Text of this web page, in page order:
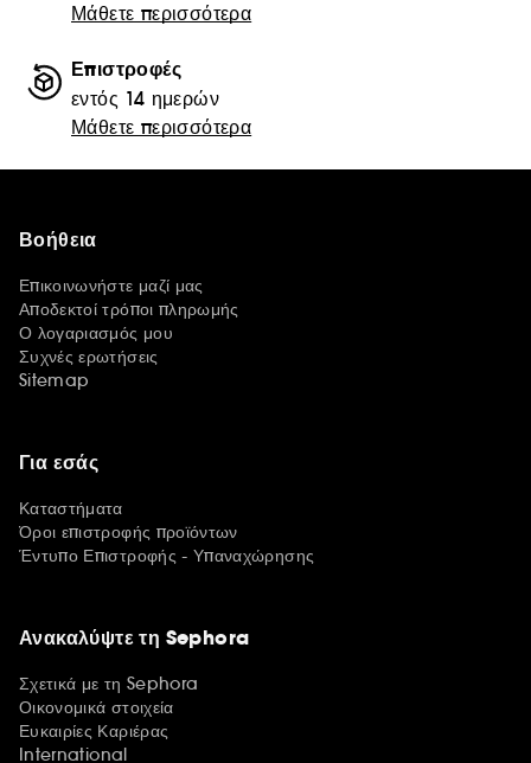
Μάθετε περισσότερα
Επιστροφές
εντός 14 ημερών
Μάθετε περισσότερα
Βοήθεια
Επικοινωνήστε μαζί μας
Αποδεκτοί τρόποι πληρωμής
Ο λογαριασμός μου
Συχνές ερωτήσεις
Sitemap
Για εσάς
Καταστήματα
Όροι επιστροφής προϊόντων
Έντυπο Επιστροφής - Υπαναχώρησης
Ανακαλύψτε τη Sephora
Σχετικά με τη Sephora
Οικονομικά στοιχεία
Ευκαιρίες Καριέρας
International